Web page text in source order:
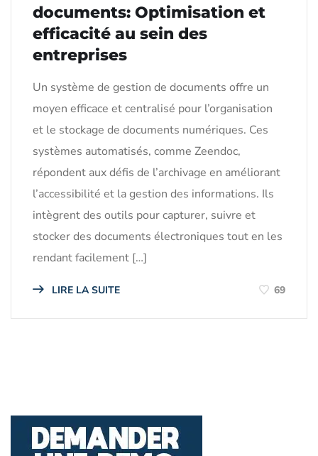
documents: Optimisation et
efficacité au sein des
entreprises
Un système de gestion de documents offre un
moyen efficace et centralisé pour l’organisation
et le stockage de documents numériques. Ces
systèmes automatisés, comme Zeendoc,
répondent aux défis de l’archivage en améliorant
l’accessibilité et la gestion des informations. Ils
intègrent des outils pour capturer, suivre et
stocker des documents électroniques tout en les
rendant facilement […]
LIRE LA SUITE 69